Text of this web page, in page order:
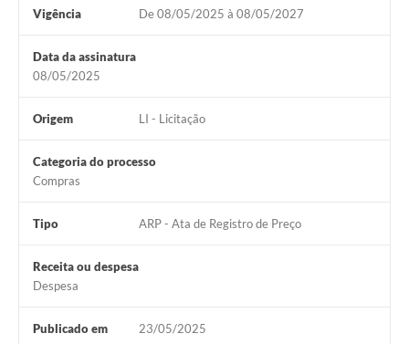
Vigência De 08/05/2025 à 08/05/2027
Data da assinatura
08/05/2025
Origem LI - Licitação
Categoria do processo
Compras
Tipo ARP - Ata de Registro de Preço
Receita ou despesa
Despesa
Publicado em 23/05/2025